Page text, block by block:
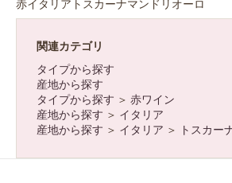
赤イタリアトスカーナマンドリオーロ
関連カテゴリ
タイプから探す
産地から探す
タイプから探す ＞ 赤ワイン
産地から探す ＞ イタリア
産地から探す ＞ イタリア ＞ トスカー